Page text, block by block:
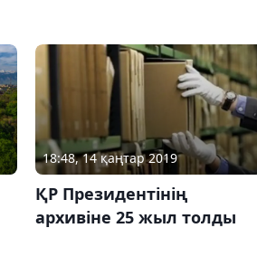
18:48, 14 қаңтар 2019
ҚР Президентінің
архивіне 25 жыл толды